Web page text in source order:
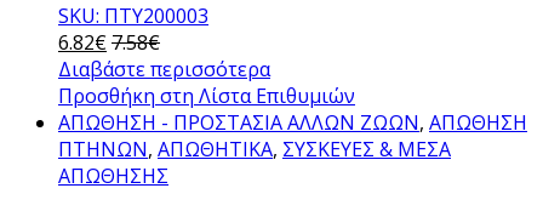
SKU: ΠΤΥ200003
6.82€7.58€
Διαβάστε περισσότερα
Προσθήκη στη Λίστα Επιθυμιών
ΑΠΩΘΗΣΗ - ΠΡΟΣΤΑΣΙΑ ΑΛΛΩΝ ΖΩΩΝ, ΑΠΩΘΗΣΗ
ΠΤΗΝΩΝ, ΑΠΩΘΗΤΙΚΑ, ΣΥΣΚΕΥΕΣ & ΜΕΣΑ
ΑΠΩΘΗΣΗΣ